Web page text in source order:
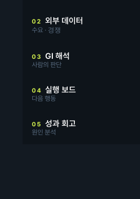
02 외부 데이터
수요 · 경쟁
03 GI 해석
사람의 판단
04 실행 보드
다음 행동
05 성과 회고
원인 분석